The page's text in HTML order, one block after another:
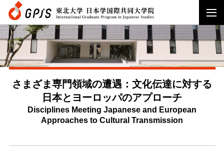
さまざま専門領域の遭遇：文化伝達に対する
日本とヨーロッパのアプローチ
Disciplines Meeting Japanese and European
Approaches to Cultural Transmission